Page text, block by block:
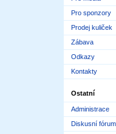
Pro sponzory
Prodej kuliček
Zábava
Odkazy
Kontakty
Ostatní
Administrace
Diskusní fórum